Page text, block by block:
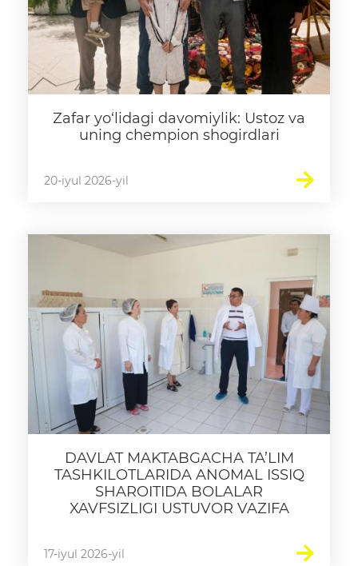
Zafar yo‘lidagi davomiylik: Ustoz va
uning chempion shogirdlari
20-iyul 2026-yil
DAVLAT MAKTABGACHA TA’LIM
TASHKILOTLARIDA ANOMAL ISSIQ
SHAROITIDA BOLALAR
XAVFSIZLIGI USTUVOR VAZIFA
17-iyul 2026-yil